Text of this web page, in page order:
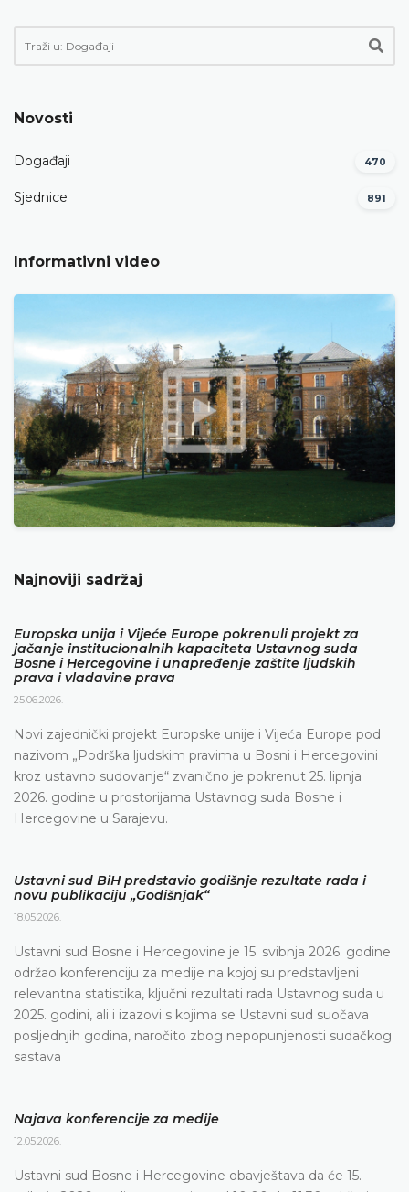
Novosti
Događaji 470
Sjednice 891
Informativni video
Najnoviji sadržaj
Europska unija i Vijeće Europe pokrenuli projekt za
jačanje institucionalnih kapaciteta Ustavnog suda
Bosne i Hercegovine i unapređenje zaštite ljudskih
prava i vladavine prava
25.06.2026.
Novi zajednički projekt Europske unije i Vijeća Europe pod
nazivom „Podrška ljudskim pravima u Bosni i Hercegovini
kroz ustavno sudovanje“ zvanično je pokrenut 25. lipnja
2026. godine u prostorijama Ustavnog suda Bosne i
Hercegovine u Sarajevu.
Ustavni sud BiH predstavio godišnje rezultate rada i
novu publikaciju „Godišnjak“
18.05.2026.
Ustavni sud Bosne i Hercegovine je 15. svibnja 2026. godine
održao konferenciju za medije na kojoj su predstavljeni
relevantna statistika, ključni rezultati rada Ustavnog suda u
2025. godini, ali i izazovi s kojima se Ustavni sud suočava
posljednjih godina, naročito zbog nepopunjenosti sudačkog
sastava
Najava konferencije za medije
12.05.2026.
Ustavni sud Bosne i Hercegovine obavještava da će 15.